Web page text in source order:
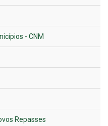
- CNM
Repasses